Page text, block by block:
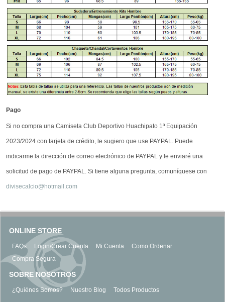
Pago
Si no compra una Camiseta Club Deportivo Huachipato 1ª Equipación
2023/2024 con tarjeta de crédito, le sugiero que use PAYPAL. Puede
indicarme la dirección de correo electrónico de PAYPAL y le enviaré una
solicitud de pago de PAYPAL. Si tiene alguna pregunta, comuníquese con
divisecalcio@hotmail.com
ONLINE STORE
FAQs Login/Crear Cuenta Mi Cuenta
Como Ordenar
Compra Segura
SOBRE NOSOTROS
¿Quiénes Somos? Nuestro Blog Todos Productos